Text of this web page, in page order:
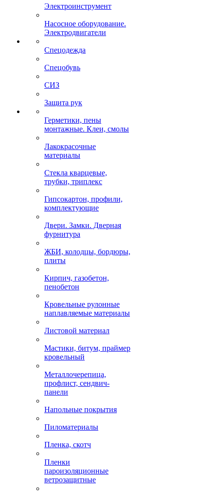
Электроинструмент
Насосное оборудование.
Электродвигатели
Спецодежда
Спецобувь
СИЗ
Защита рук
Герметики, пены
монтажные. Клеи, смолы
Лакокрасочные
материалы
Стекла кварцевые,
трубки, триплекс
Гипсокартон, профили,
комплектующие
Двери. Замки. Дверная
фурнитура
ЖБИ, колодцы, бордюры,
плиты
Кирпич, газобетон,
пенобетон
Кровельные рулонные
наплавляемые материалы
Листовой материал
Мастики, битум, праймер
кровельный
Металлочерепица,
профлист, сендвич-
панели
Напольные покрытия
Пиломатериалы
Пленка, скотч
Пленки
пароизоляционные
ветрозащитные